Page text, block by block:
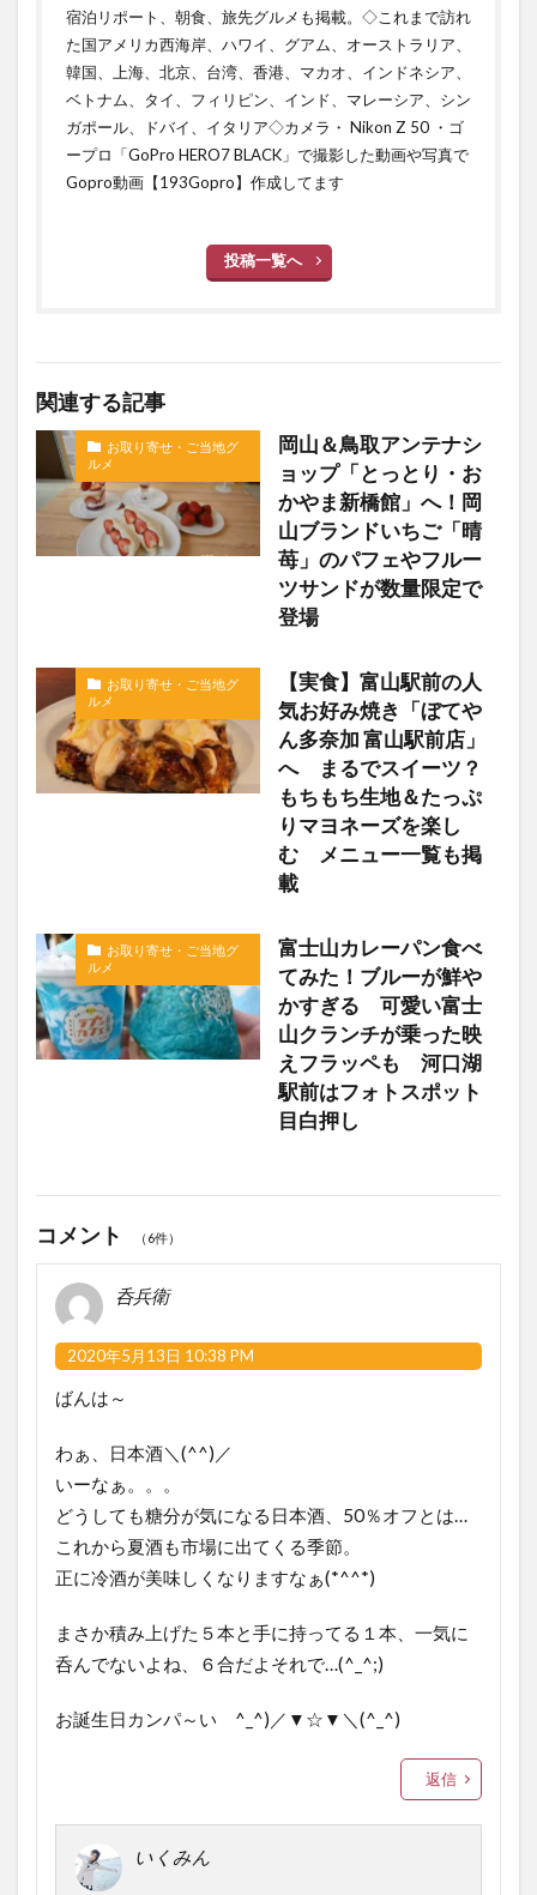
宿泊リポート、朝食、旅先グルメも掲載。◇これまで訪れ
た国アメリカ西海岸、ハワイ、グアム、オーストラリア、
韓国、上海、北京、台湾、香港、マカオ、インドネシア、
ベトナム、タイ、フィリピン、インド、マレーシア、シン
ガポール、ドバイ、イタリア◇カメラ・ Nikon Z 50 ・ゴ
ープロ「GoPro HERO7 BLACK」で撮影した動画や写真で
Gopro動画【193Gopro】作成してます
投稿一覧へ
関連する記事
お取り寄せ・ご当地グ
ルメ
岡山＆鳥取アンテナシ
ョップ「とっとり・お
かやま新橋館」へ！岡
山ブランドいちご「晴
苺」のパフェやフルー
ツサンドが数量限定で
登場
お取り寄せ・ご当地グ
ルメ
【実食】富山駅前の人
気お好み焼き「ぼてや
ん多奈加 富山駅前店」
へ まるでスイーツ？
もちもち生地＆たっぷ
りマヨネーズを楽し
む メニュー一覧も掲
載
お取り寄せ・ご当地グ
ルメ
富士山カレーパン食べ
てみた！ブルーが鮮や
かすぎる 可愛い富士
山クランチが乗った映
えフラッペも 河口湖
駅前はフォトスポット
目白押し
コメント （6件）
呑兵衛
2020年5月13日 10:38 PM
ばんは～
わぁ、日本酒＼(^^)／
いーなぁ。。。
どうしても糖分が気になる日本酒、50％オフとは…
これから夏酒も市場に出てくる季節。
正に冷酒が美味しくなりますなぁ(*^^*)
まさか積み上げた５本と手に持ってる１本、一気に
呑んでないよね、６合だよそれで…(^_^;)
お誕生日カンパ～い ^_^)／▼☆▼＼(^_^)
返信
いくみん